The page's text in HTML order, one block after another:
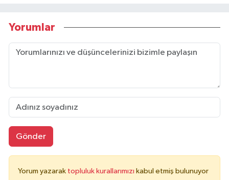
Yorumlar
Gönder
Yorum yazarak topluluk kurallarımızı kabul etmiş bulunuyor